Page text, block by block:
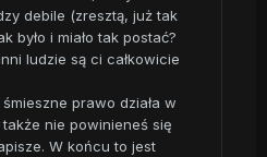
debile (zresztą, już tak
było i miało tak postać?
ludzie są ci całkowicie
prawo działa w
nie powinieneś się
W końcu to jest